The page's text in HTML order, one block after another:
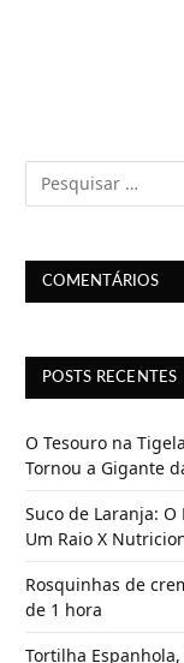
d
o
.
.
COMENTÁRIOS
POSTS RECENTES
O Tesouro na
Tornou a Gigante
Suco de Laranja:
Um Raio X
Rosquinhas de
de 1 hora
Tortilha